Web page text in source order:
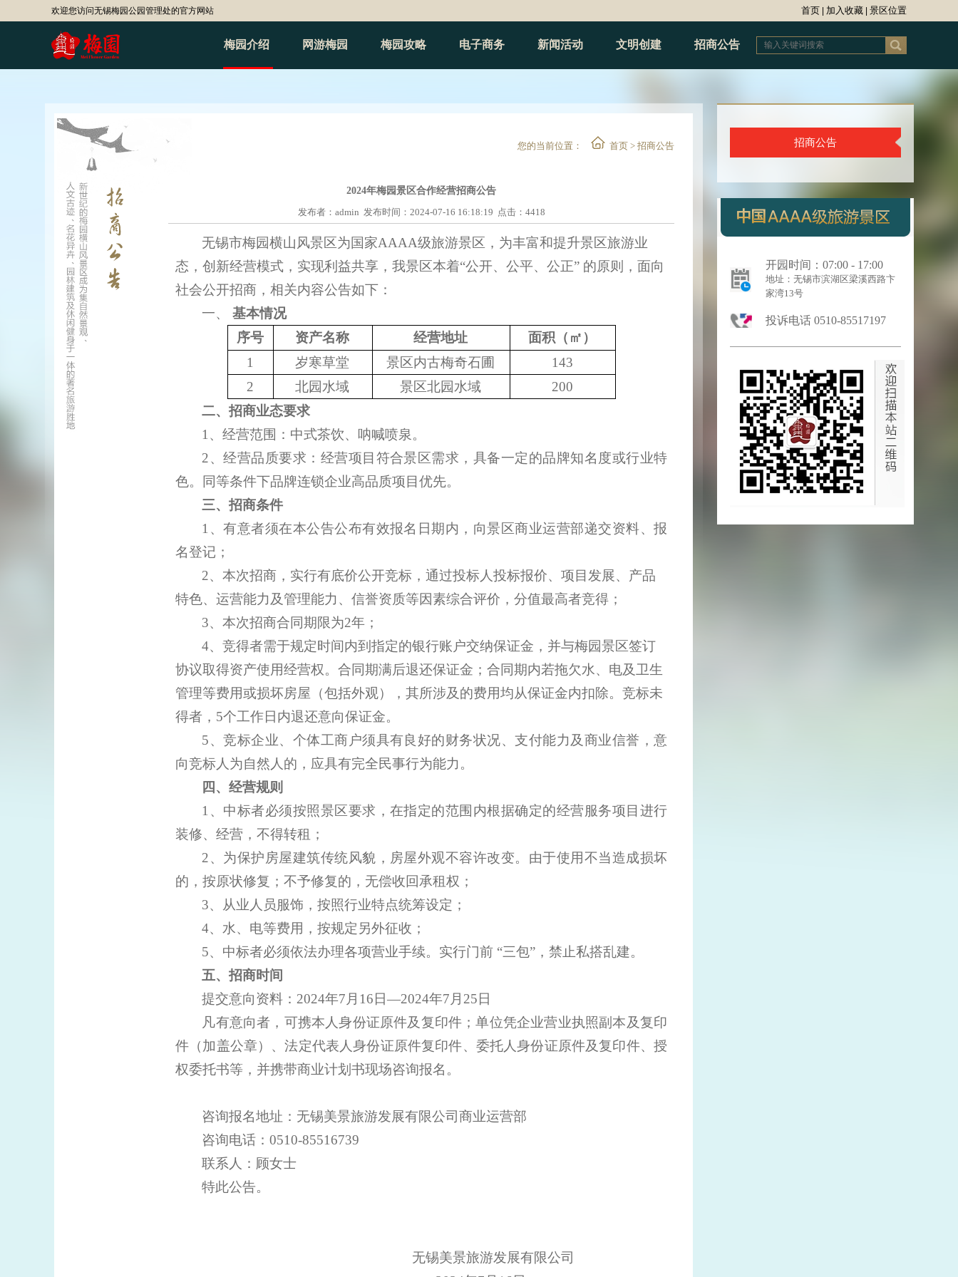
欢迎您访问无锡梅园公园管理处的官方网站 首页 加入收藏 景区位置
梅园介绍 网游梅园 梅园攻略 电子商务 新闻活动 文明创建 招商公告
您的当前位置： 首页>招商公告
2024年梅园景区合作经营招商公告
发布者：admin发布时间：2024-07-1616:18:19点击：4418
无锡市梅园横山风景区为国家AAAA级旅游景区，为丰富和提升景区旅游业
态，创新经营模式，实现利益共享，我景区本着“公开、公平、公正”的原则，面向
社会公开招商，相关内容公告如下：
一、基本情况
序号
资产名称 经营地址
面积（㎡）
1
岁寒草堂 景区内古梅奇石圃
143
2
北园水域 景区北园水域
200
二、招商业态要求
1、经营范围：中式茶饮、呐喊喷泉。
2、经营品质要求：经营项目符合景区需求，具备一定的品牌知名度或行业特
色。
同等条件下品牌连锁企业高品质项目优先。
三、招商条件
1、有意者须在本公告公布有效报名日期内，向景区商业运营部递交资料、报
名登记；
2、本次招商，实行有底价公开竞标，通过投标人投标报价、项目发展、产品
特色、运营能力及管理能力、信誉资质等因素综合评价，分值最高者竞得；
3、本次招商合同期限为2年 ；
4、竞得者需于规定时间内到指定的银行账户交纳保证金，并与梅园景区签订
协议取得资产使用经营权。合同期满后退还保证金；合同期内若拖欠水、 电及卫生
管理等费用或损坏房屋（包括外观），其所涉及的费用均从保证金内扣除。竞标未
得者， 5个工作日内退还意向保证金。
5、竞标企业、个体工商户须具有良好的财务状况、支付能力及商业信誉，意
向竞标人为自然人的，应具有完全民事行为能力。
四、经营规则
1、 中标者必须按照景区要求，在指定的范围内根据确定的经营服务项目进行
装修、经营，不得转租；
2、为保护房屋建筑传统风貌，房屋外观不容许改变。由于使用不当造成损坏
的，按原状修复；不予修复的，无偿收回承租权；
3、 从业人员服饰，按照行业特点统筹设定；
4、水、电等费用，按规定另外征收；
5、中标者必须依法办理各项营业手续。实行门前 “三包”，禁止私搭乱建。
五、招商时间
提交意向资料： 2024年7 月 16 日—2024年7 月 25 日
凡有意向者，可携本人身份证原件及复印件；单位凭企业营业执照副本及复印
件（加盖公章）、法定代表人身份证原件复印件、委托人身份证原件及复印件、授
权委托书等，并携带商业计划书现场咨询报名。
咨询报名地址：无锡美景旅游发展有限公司商业运营部
咨询电话：0510-85516739
联系人：顾女士
特此公告。
无锡美景旅游发展有限公司
招商公告
开园时间：07:00-17:00
地址：无锡市滨湖区梁溪西路卞
家湾13号
投诉电话0510-85517197